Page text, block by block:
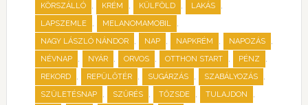
KÖRSZÁLLÓ , KRÉM , KÜLFÖLD , LAKÁS ,
LAPSZEMLE , MELANOMAMOBIL ,
NAGY LÁSZLÓ NÁNDOR , NAP , NAPKRÉM , NAPOZÁS ,
NÉVNAP , NYÁR , ORVOS , OTTHON START , PÉNZ ,
REKORD , REPÜLŐTÉR , SUGÁRZÁS , SZABÁLYOZÁS ,
SZÜLETÉSNAP , SZŰRÉS , TŐZSDE , TULAJDON ,